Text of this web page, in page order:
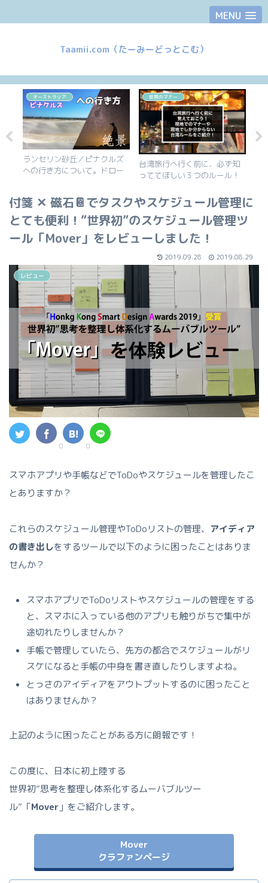
MENU
Taamii.com（たーみーどっとこむ）
オーストラリア
ランセリン砂丘／ピナクルズ
への行き方について。ドロー
世界のマナー
台湾旅行へ行く前に、必ず知
っててほしい３つのルール！
がる可能性があります。
付箋 ✕ 磁石📔でタスクやスケジュール管理に
とても便利！”世界初”のスケジュール管理ツ
ール「Mover」をレビューしました！
2019.09.28 2019.08.29
レビュー
0 0
スマホアプリや手帳などでToDoやスケジュールを管理したこ
とありますか？
これらのスケジュール管理やToDoリストの管理、 アイディア
の書き出しをするツールで以下のように困ったことはありま
せんか？
スマホアプリでToDoリストやスケジュールの管理をする
と、スマホに入っている他のアプリも触りがちで集中が
途切れたりしませんか？
手帳で管理していたら、先方の都合でスケジュールがリ
スケになると手帳の中身を書き直したりしますよね。
とっさのアイディアをアウトプットするのに困ったこと
はありませんか？
上記のように困ったことがある方に朗報です！
この度に、日本に初上陸する
世界初”思考を整理し体系化するムーバブルツー
ル”「Mover 」をご紹介します。
Mover
クラファンページ